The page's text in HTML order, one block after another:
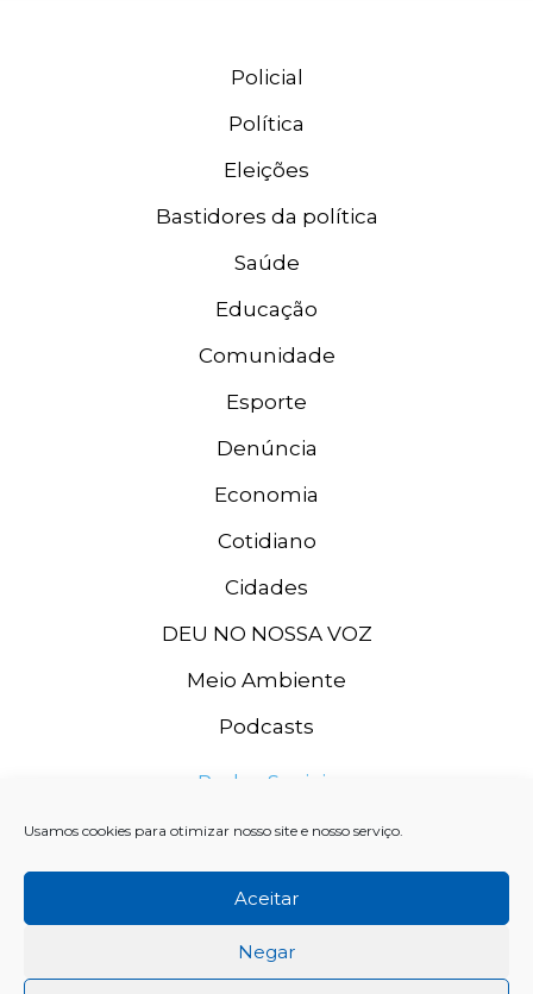
Usamos cookies para otimizar nosso site e nosso serviço.
Aceitar
Negar
Policial
Política
Eleições
Bastidores da política
Saúde
Educação
Comunidade
Esporte
Denúncia
Economia
Cotidiano
Cidades
DEU NO NOSSA VOZ
Meio Ambiente
Podcasts
Redes Sociais